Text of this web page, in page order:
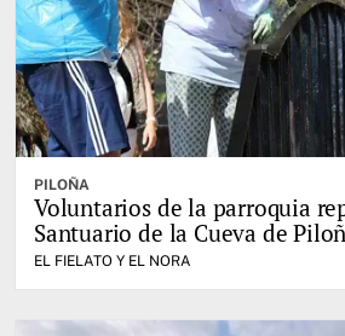
PILOÑA
Voluntarios de la parroquia
Santuario de la Cueva de
EL FIELATO Y EL NORA